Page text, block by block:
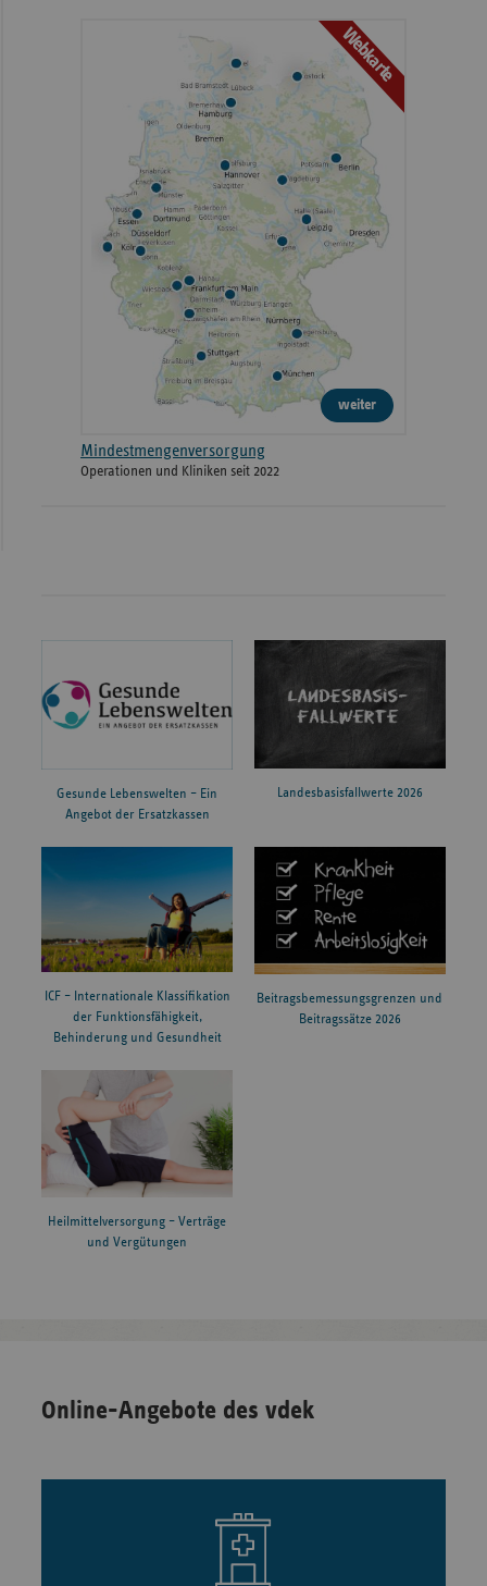
Webkarte
weiter
Mindestmengenversorgung
Operationen und Kliniken seit 2022
Gesunde Lebenswelten – Ein
Angebot der Ersatzkassen
Landesbasisfallwerte 2026
ICF – Internationale Klassifikation
der Funktionsfähigkeit,
Behinderung und Gesundheit
Beitragsbemessungsgrenzen und
Beitragssätze 2026
Heilmittelversorgung – Verträge
und Vergütungen
Online-Angebote des vdek